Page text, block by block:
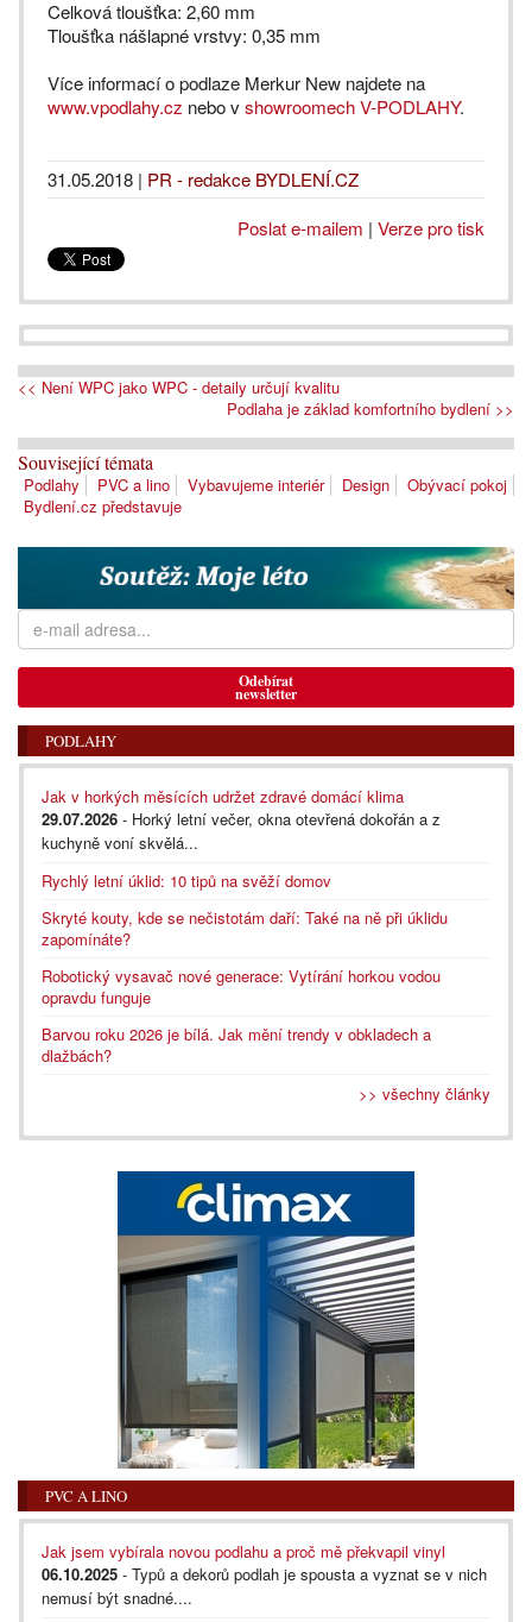
Celková tloušťka: 2,60 mm
Tloušťka nášlapné vrstvy: 0,35 mm
Více informací o podlaze Merkur New najdete na
www.vpodlahy.cz nebo vshowroomech V-PODLAHY.
31.05.2018 | PR - redakce BYDLENÍ.CZ
Poslat e-mailem | Verze pro tisk
<< Není WPC jako WPC - detaily určují kvalitu
Podlaha je základ komfortního bydlení >>
Související témata
Podlahy PVC a lino Vybavujeme interiér Design
Obývací pokoj
Bydlení.cz představuje
Odebírat
newsletter
PODLAHY
Jak v horkých měsících udržet zdravé domácí klima
29.07.2026 - Horký letní večer, okna otevřená dokořán a z
kuchyně voní skvělá...
Rychlý letní úklid: 10 tipů na svěží domov
Skryté kouty, kde se nečistotám daří: Také na ně při úklidu
zapomínáte?
Robotický vysavač nové generace: Vytírání horkou vodou
opravdu funguje
Barvou roku 2026 je bílá. Jak mění trendy v obkladech a
dlažbách?
>> všechny články
PVC A LINO
Jak jsem vybírala novou podlahu a proč mě překvapil vinyl
06.10.2025 - Typů a dekorů podlah je spousta a vyznat se v nich
nemusí být snadné....